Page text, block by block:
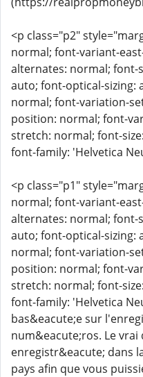
<p class="p2"
normal; font-variant-
alternates: normal; font-
auto; font-optical-sizing:
normal; font-variation-
position: normal; font-
stretch: normal; font-
font-family: 'Helvetica
<p class="p1"
normal; font-variant-
alternates: normal; font-
auto; font-optical-sizing:
normal; font-variation-
position: normal; font-
stretch: normal; font-
font-family: 'Helvetica
bas&eacute;e sur
num&eacute;ros. Le
enregistr&eacute; dans
pays afin que vous